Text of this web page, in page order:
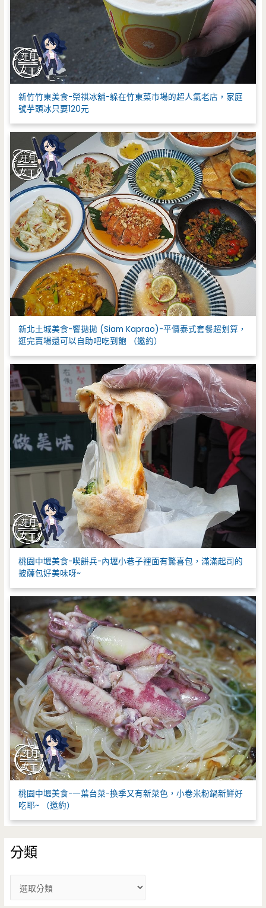
新竹竹東美食-榮祺冰舖-躲在竹東菜市場的超人氣老店，家庭
號芋頭冰只要120元
新北土城美食-饗拋拋 (Siam Kaprao)-平價泰式套餐超划算，
逛完賣場還可以自助吧吃到飽 （邀約）
桃園中壢美食-喫餅兵-內壢小巷子裡面有驚喜包，滿滿起司的
披薩包好美味呀~
桃園中壢美食-一葉台菜-換季又有新菜色，小卷米粉鍋新鮮好
吃耶~ （邀約）
分類
類